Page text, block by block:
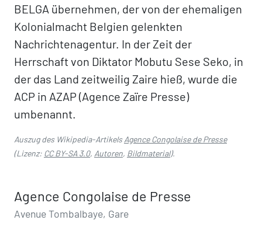
BELGA übernehmen, der von der ehemaligen
Kolonialmacht Belgien gelenkten
Nachrichtenagentur. In der Zeit der
Herrschaft von Diktator Mobutu Sese Seko, in
der das Land zeitweilig Zaire hieß, wurde die
ACP in AZAP (Agence Zaïre Presse)
umbenannt.
Auszug des Wikipedia-ArtikelsAgence Congolaise de Presse
(Lizenz: CC BY-SA 3.0, Autoren, Bildmaterial).
Agence Congolaise de Presse
Avenue Tombalbaye, Gare